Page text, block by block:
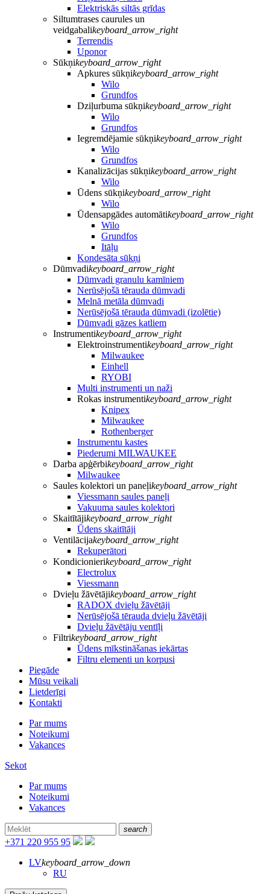
Elektriskās siltās grīdas
Siltumtrases caurules un
veidgabalikeyboard_arrow_right
Terrendis
Uponor
Sūkņikeyboard_arrow_right
Apkures sūkņikeyboard_arrow_right
Wilo
Grundfos
Dziļurbuma sūkņikeyboard_arrow_right
Wilo
Grundfos
Iegremdējamie sūkņikeyboard_arrow_right
Wilo
Grundfos
Kanalizācijas sūkņikeyboard_arrow_right
Wilo
Ūdens sūkņikeyboard_arrow_right
Wilo
Ūdensapgādes automātikeyboard_arrow_right
Wilo
Grundfos
Itāļu
Kondesāta sūkņi
Dūmvadikeyboard_arrow_right
Dūmvadi granulu kamīniem
Nerūsējošā tērauda dūmvadi
Melnā metāla dūmvadi
Nerūsējošā tērauda dūmvadi (izolētie)
Dūmvadi gāzes katliem
Instrumentikeyboard_arrow_right
Elektroinstrumentikeyboard_arrow_right
Milwaukee
Einhell
RYOBI
Multi instrumenti un naži
Rokas instrumentikeyboard_arrow_right
Knipex
Milwaukee
Rothenberger
Instrumentu kastes
Piederumi MILWAUKEE
Darba apģērbikeyboard_arrow_right
Milwaukee
Saules kolektori un paneļikeyboard_arrow_right
Viessmann saules paneļi
Vakuuma saules kolektori
Skaitītājikeyboard_arrow_right
Ūdens skaitītāji
Ventilācijakeyboard_arrow_right
Rekuperātori
Kondicionierikeyboard_arrow_right
Electrolux
Viessmann
Dvieļu žāvētājikeyboard_arrow_right
RADOX dvieļu žāvētāji
Nerūsējošā tērauda dvieļu žāvētāji
Dvieļu žāvētāju ventīļi
Filtrikeyboard_arrow_right
Ūdens mīkstināšanas iekārtas
Filtru elementi un korpusi
Piegāde
Mūsu veikali
Lietderīgi
Kontakti
Par mums
Noteikumi
Vakances
Sekot
Par mums
Noteikumi
Vakances
search
+371 220 955 95
LVkeyboard_arrow_down
RU